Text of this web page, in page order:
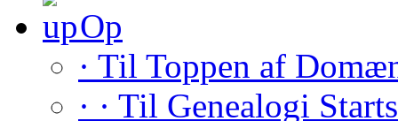
Op
· Til Toppen af
· · Til Genealogi